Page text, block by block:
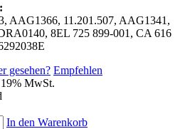
AAG1366, 11.201.507, AAG1341,
8EL 725 899-001, CA 616
gesehen? Empfehlen
MwSt.
In den Warenkorb